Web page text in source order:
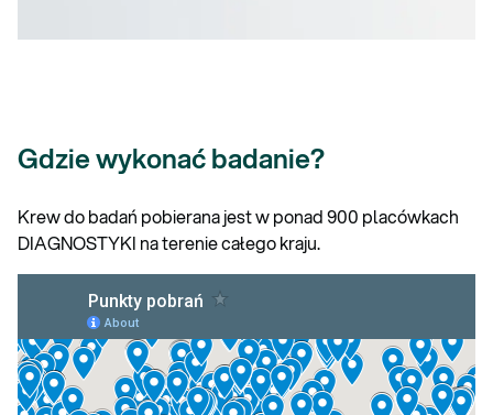
Gdzie wykonać badanie?
Krew do badań pobierana jest w ponad 900 placówkach
DIAGNOSTYKI na terenie całego kraju.